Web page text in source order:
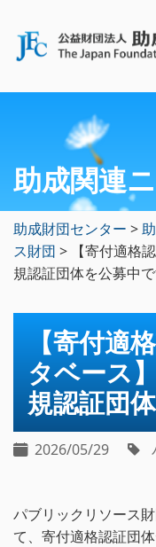
助成関連
助成財団センター >
ス財団 >
【寄付適格
規認証団体を公募中
【寄付適
タベース
規認証団
2026/05/29
パブリックリソース
て、寄付適格認証団